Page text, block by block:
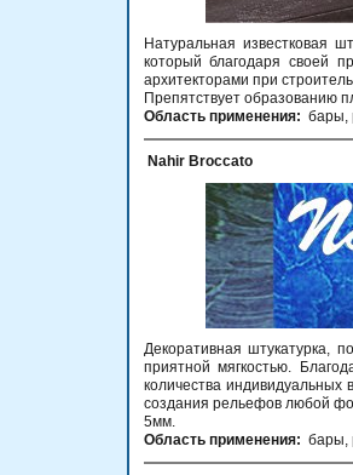
Натуральная известковая
который благодаря своей
архитекторами при
Препятствует образованию
Область применения: бары,
Nahir Broccato
Декоративная штукатурка,
приятной мягкостью.
количества индивидуальных
создания рельефов любой
5мм.
Область применения: бары,